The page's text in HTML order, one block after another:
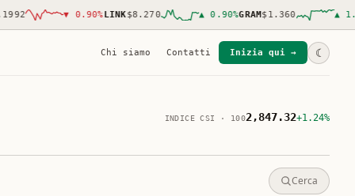
▼ 0.90%LINK$8.270 ▲ 0.90%GRAM$1.360 ▲ 1.40
Chi siamo Contatti Inizia qui → ☾
INDICE CSI · 1002,847.32+1.24%
Cerca